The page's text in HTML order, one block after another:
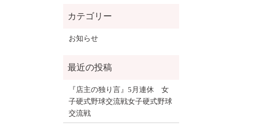
お知らせ
『店主の独り言』5月連休 女
子硬式野球交流戦女子硬式野球
交流戦